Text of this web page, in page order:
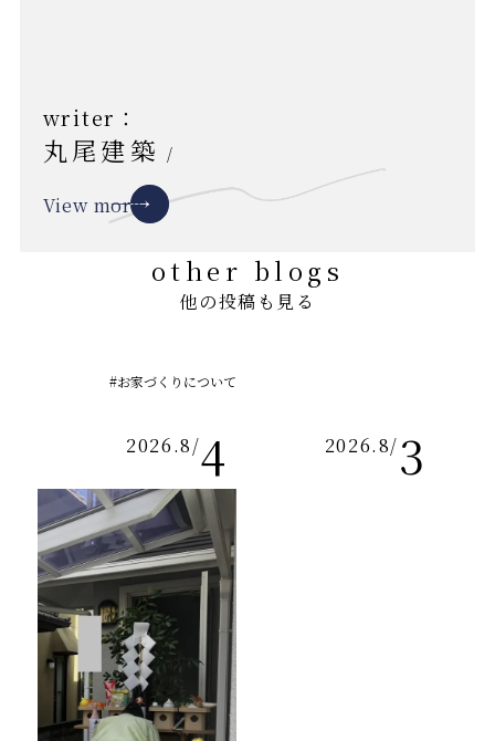
writer：
丸尾建築 /
View more
other blogs
他の投稿も見る
2026.8/4
#お家づくりについて
2026.8/3